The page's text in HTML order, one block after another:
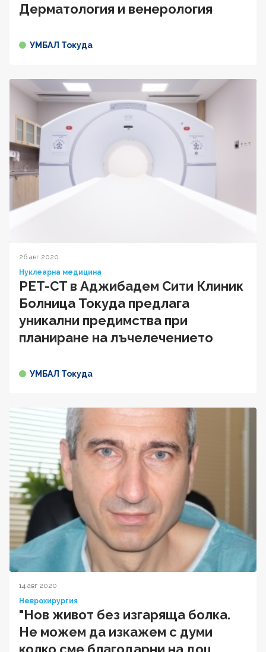
Дерматология и венерология
УМБАЛ Токуда
26 авг 2020
Нуклеарна медицина
PET-CT в Аджибадем Сити Клиник
Болница Токуда предлага
уникални предимства при
планиране на лъчелечението
УМБАЛ Токуда
14 авг 2020
Неврохирургия
"Нов живот без изгаряща болка.
Не можем да изкажем с думи